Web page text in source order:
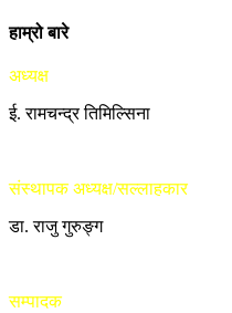
हाम्रो बारे
अध्यक्ष
ई. रामचन्द्र तिमिल्सिना
संस्थापक अध्यक्ष/सल्लाहकार
डा. राजु गुरुङ्ग
सम्पादक